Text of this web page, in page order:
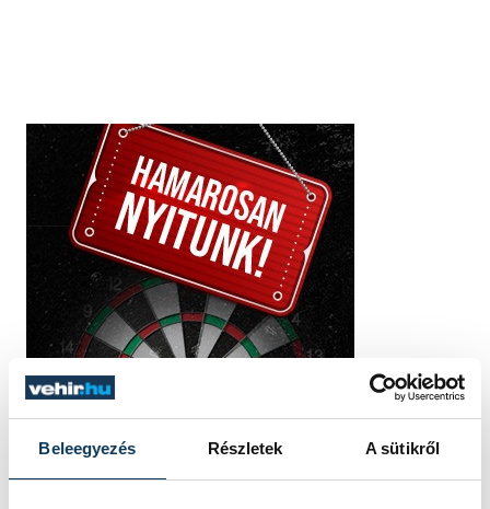
Beleegyezés Részletek A sütikről